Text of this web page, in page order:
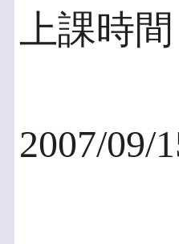
上課時間
2007/09/